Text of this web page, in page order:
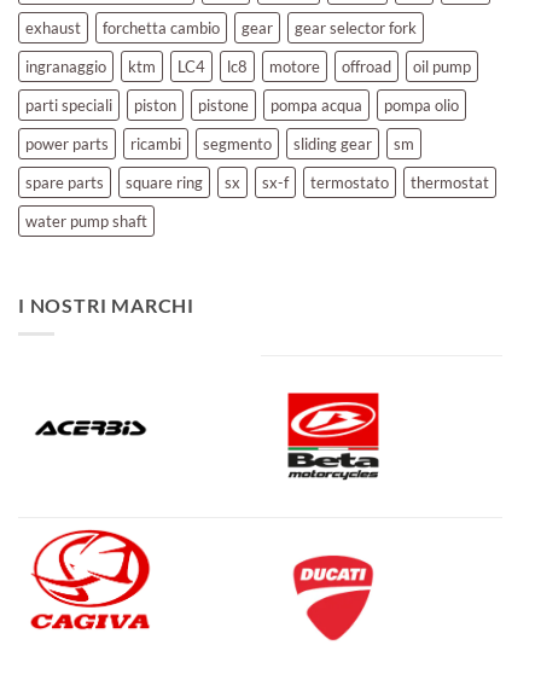
exhaust
forchetta cambio gear
gear selector fork
ingranaggio
ktm LC4 lc8 motore offroad
oil pump
parti speciali
piston pistone pompa acqua
pompa olio
power parts
ricambi segmento sliding gear
sm
spare parts
square ring sx sx-f termostato
thermostat
water pump shaft
I NOSTRI MARCHI